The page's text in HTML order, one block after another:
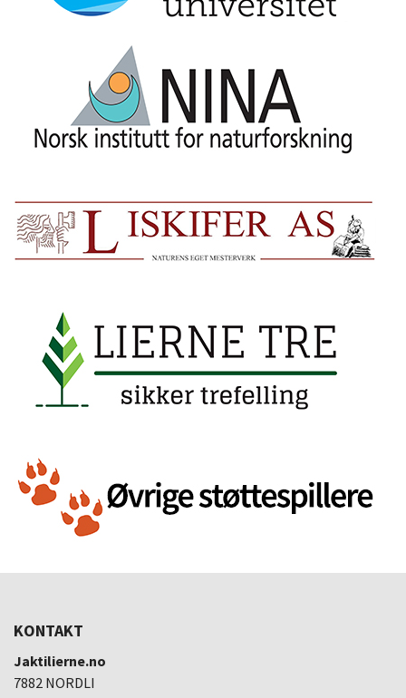
KONTAKT
Jaktilierne.no
7882 NORDLI